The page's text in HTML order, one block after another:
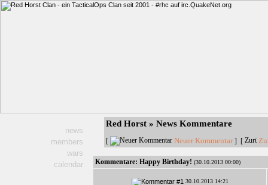
news
members
wars
calendar
Red Horst » News Kommentare
[ Neuer Kommentar] [
Kommentare: Happy Birthday! (30.10.2013 00:00)
30.10.2013 14:21